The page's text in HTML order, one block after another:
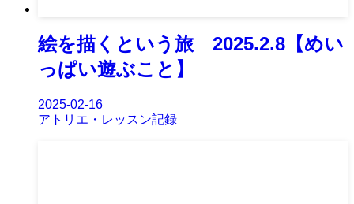
絵を描くという旅 2025.2.8【めい
っぱい遊ぶこと】
2025-02-16
アトリエ・レッスン記録